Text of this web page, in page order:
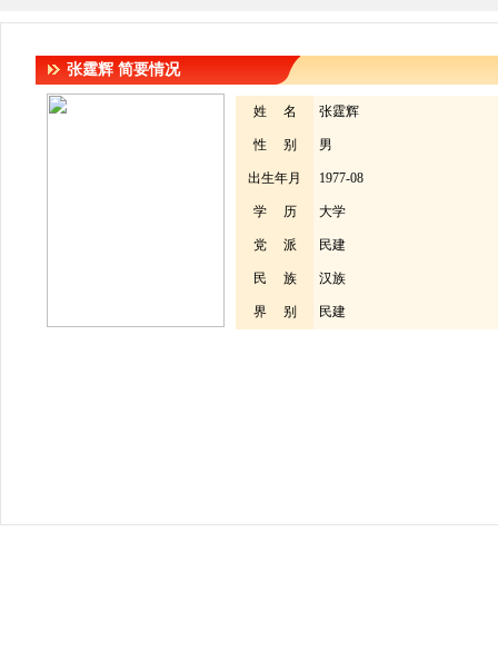
张霆辉 简要情况
姓 名 张霆辉
性 别 男
出生年月 1977-08
学 历 大学
党 派 民建
民 族 汉族
界 别 民建